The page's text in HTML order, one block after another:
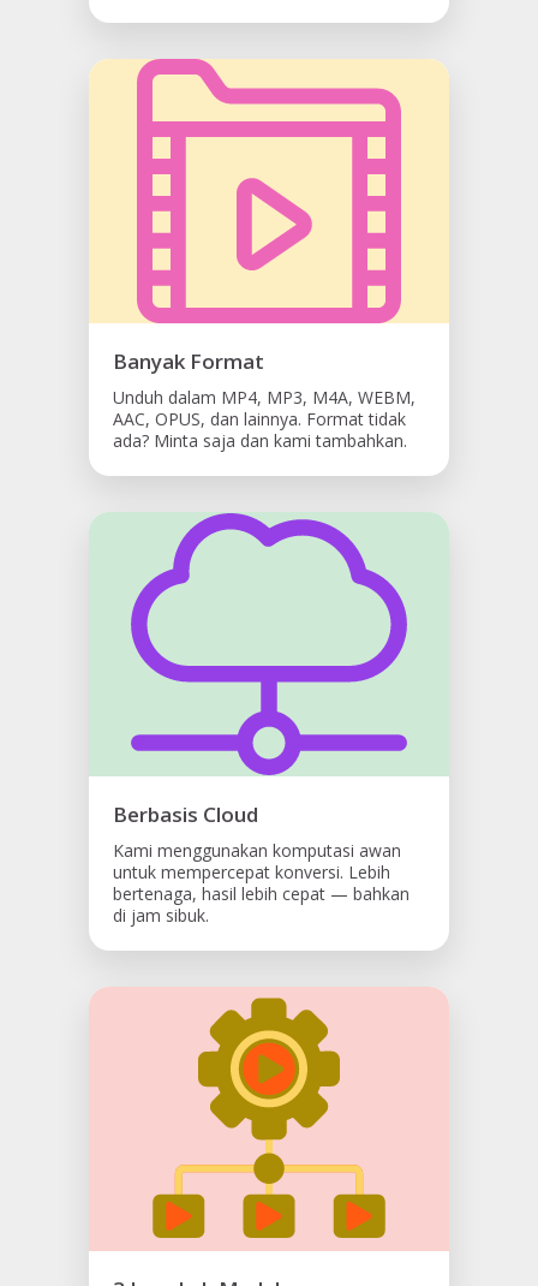
Banyak Format
Unduh dalam MP4, MP3, M4A, WEBM,
AAC, OPUS, dan lainnya. Format tidak
ada? Minta saja dan kami tambahkan.
Berbasis Cloud
Kami menggunakan komputasi awan
untuk mempercepat konversi. Lebih
bertenaga, hasil lebih cepat — bahkan
di jam sibuk.